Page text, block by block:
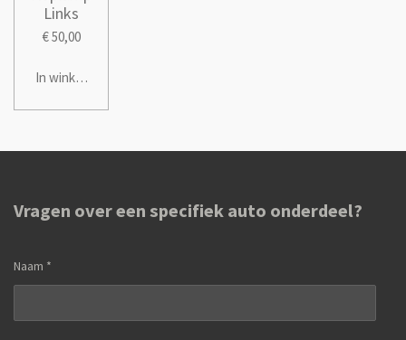
Links
€ 50,00
In winkelwagen
Vragen over een specifiek auto onderdeel?
Naam *